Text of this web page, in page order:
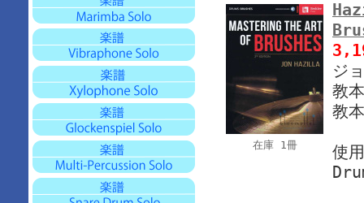
在庫 1冊
ジ
教
教
使